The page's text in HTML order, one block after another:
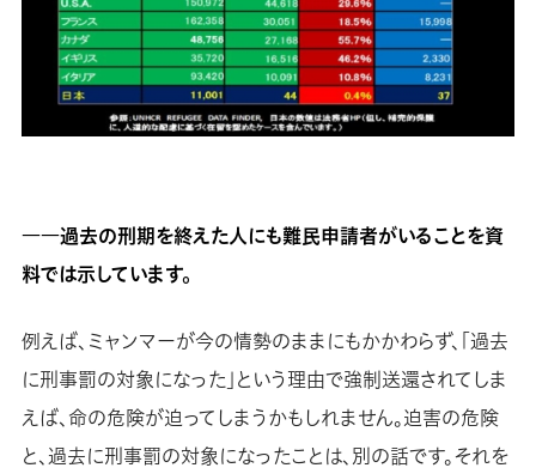
――過去の刑期を終えた人にも難民申請者がいることを資
料では示しています。
例えば、ミャンマーが今の情勢のままにもかかわらず、「過去
に刑事罰の対象になった」という理由で強制送還されてしま
えば、命の危険が迫ってしまうかもしれません。迫害の危険
と、過去に刑事罰の対象になったことは、別の話です。それを